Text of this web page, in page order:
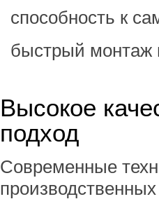
способность к
быстрый монтаж
Высокое
подход
Современные